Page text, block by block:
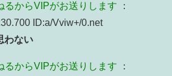
るからVIPがお送りします ：
ID:a/Vviw+/0.net
わない
るからVIPがお送りします ：